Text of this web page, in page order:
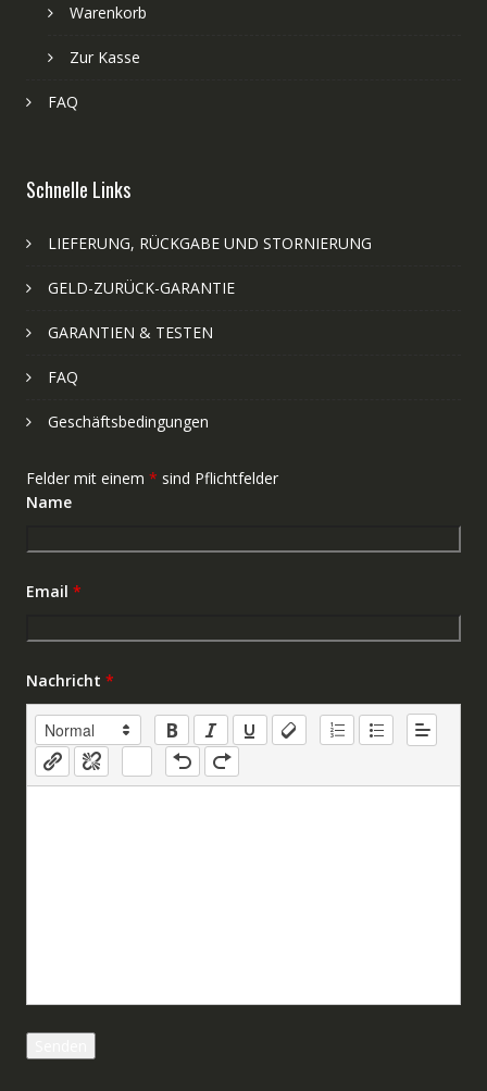
Warenkorb
Zur Kasse
FAQ
Schnelle Links
LIEFERUNG, RÜCKGABE UND STORNIERUNG
GELD-ZURÜCK-GARANTIE
GARANTIEN & TESTEN
FAQ
Geschäftsbedingungen
Felder mit einem * sind Pflichtfelder
Name
Email *
Nachricht *